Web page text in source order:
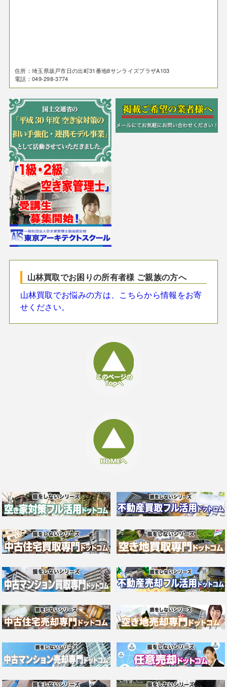
住所：埼玉県坂戸市日の出町31番地8サンライズプラザA103
電話：049-298-3774
山林買取でお困りの所有者様 ご親族の方へ
山林買取でお悩みの方は、こちらから情報をお寄
せください。